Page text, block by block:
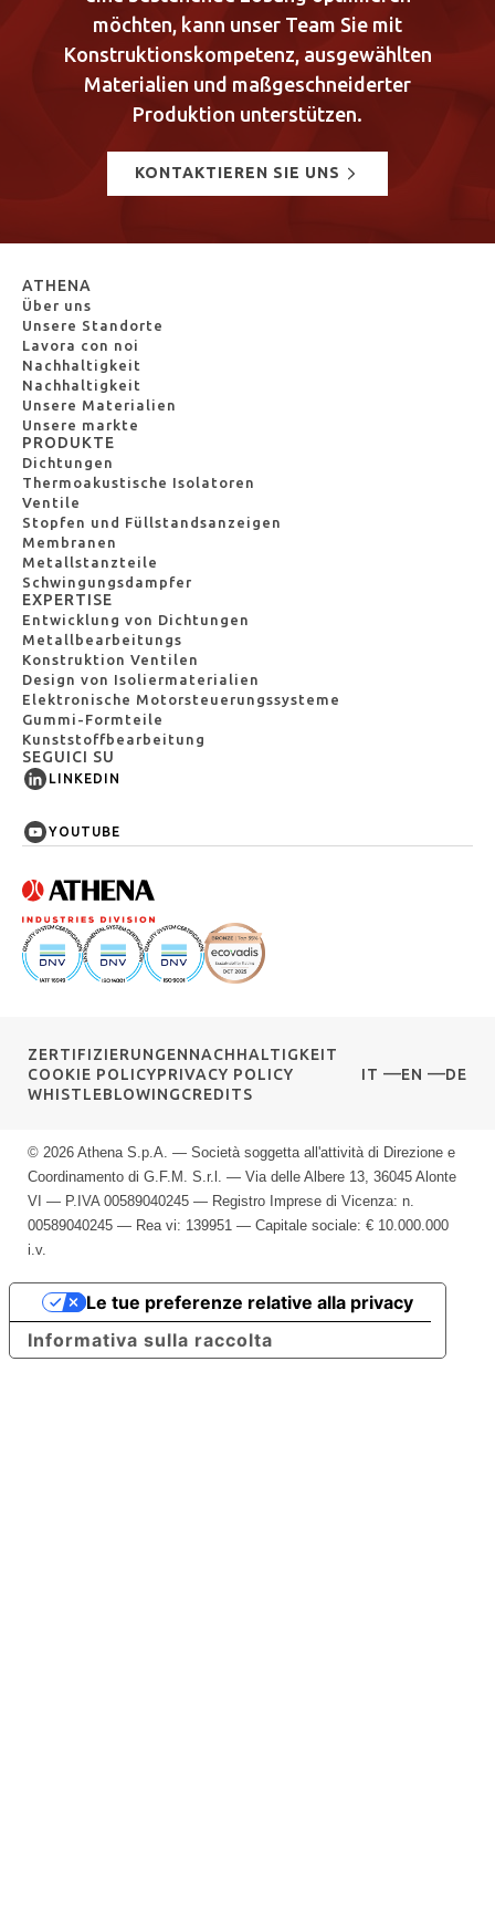
möchten, kann unser Team Sie mit
Konstruktionskompetenz, ausgewählten
Materialien und maßgeschneiderter
Produktion unterstützen.
KONTAKTIEREN SIE UNS
ATHENA
Über uns
Unsere Standorte
Lavora con noi
Nachhaltigkeit
Nachhaltigkeit
Unsere Materialien
Unsere markte
PRODUKTE
Dichtungen
Thermoakustische Isolatoren
Ventile
Stopfen und Füllstandsanzeigen
Membranen
Metallstanzteile
Schwingungsdampfer
EXPERTISE
Entwicklung von Dichtungen
Metallbearbeitungs
Konstruktion Ventilen
Design von Isoliermaterialien
Elektronische Motorsteuerungssysteme
Gummi-Formteile
Kunststoffbearbeitung
SEGUICI SU
LINKEDIN
YOUTUBE
ZERTIFIZIERUNGENNACHHALTIGKEIT
COOKIE POLICYPRIVACY POLICY
WHISTLEBLOWINGCREDITS
IT EN DE
© 2026 Athena S.p.A. — Società soggetta all'attività di Direzione e
Coordinamento di G.F.M. S.r.l. — Via delle Albere 13, 36045 Alonte
VI — P.IVA 00589040245 — Registro Imprese di Vicenza: n.
00589040245 — Rea vi: 139951 — Capitale sociale: € 10.000.000
i.v.
Informativa sulla raccolta
Le tue preferenze relative alla privacy